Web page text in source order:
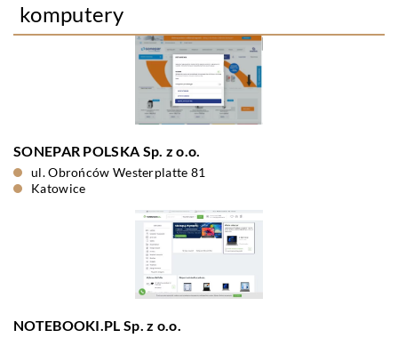
komputery
SONEPAR POLSKA Sp. z o.o.
ul. Obrońców Westerplatte 81
Katowice
NOTEBOOKI.PL Sp. z o.o.